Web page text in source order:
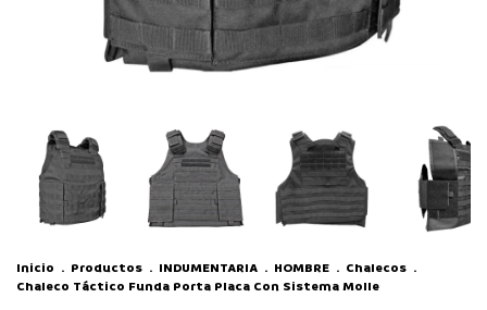
Inicio . Productos . INDUMENTARIA . HOMBRE . Chalecos .
Chaleco Táctico Funda Porta Placa Con Sistema Molle